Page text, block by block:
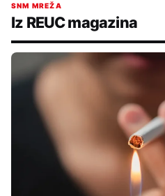
SNM MREŽA
Iz REUC magazina